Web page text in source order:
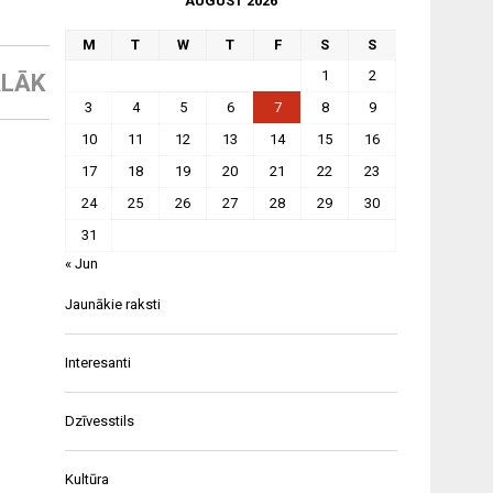
M T W T F S
S
1
2
3
4 5 6 7 8
9
10
11 12 13 14 15
16
17
18 19 20 21 22
23
24
25 26 27 28 29
30
31
« Jun
Jaunākie raksti
Interesanti
Dzīvesstils
Kultūra